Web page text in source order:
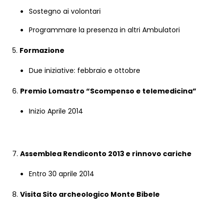
Sostegno ai volontari
Programmare la presenza in altri Ambulatori
5. Formazione
Due iniziative: febbraio e ottobre
6. Premio Lomastro “Scompenso e telemedicina”
Inizio Aprile 2014
7. Assemblea Rendiconto 2013 e rinnovo cariche
Entro 30 aprile 2014
8. Visita Sito archeologico Monte Bibele